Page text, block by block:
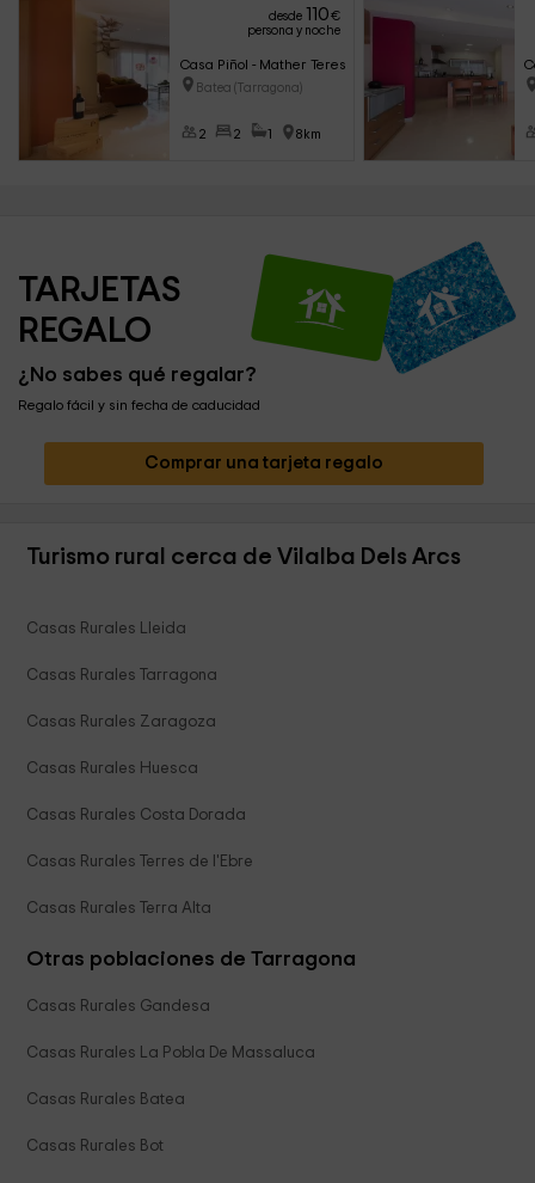
desde 110€
persona y noche
Casa Piñol - Mather Teresina
Batea (Tarragona)
2 2 1 8km
TARJETAS
REGALO
¿No sabes qué regalar?
Regalo fácil y sin fecha de caducidad
Comprar una tarjeta regalo
Turismo rural cerca de Vilalba Dels Arcs
Casas Rurales Lleida
Casas Rurales Tarragona
Casas Rurales Zaragoza
Casas Rurales Huesca
Casas Rurales Costa Dorada
Casas Rurales Terres de l'Ebre
Casas Rurales Terra Alta
Otras poblaciones de Tarragona
Casas Rurales Gandesa
Casas Rurales La Pobla De Massaluca
Casas Rurales Batea
Casas Rurales Bot